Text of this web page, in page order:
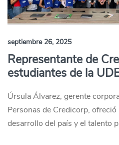
septiembre 26, 2025
Representante de
estudiantes de la
Úrsula Álvarez, gerente
Personas de Credicorp,
desarrollo del país y el talento